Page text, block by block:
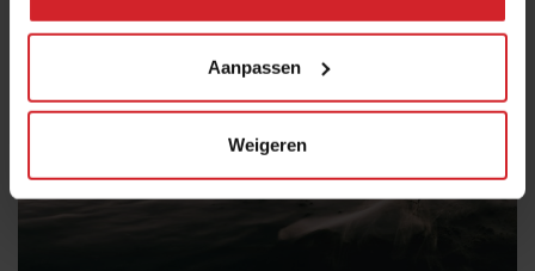
Aanpassen
Weigeren